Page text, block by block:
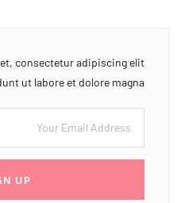
consectetur adipiscing elit
ut labore et dolore magna
UP